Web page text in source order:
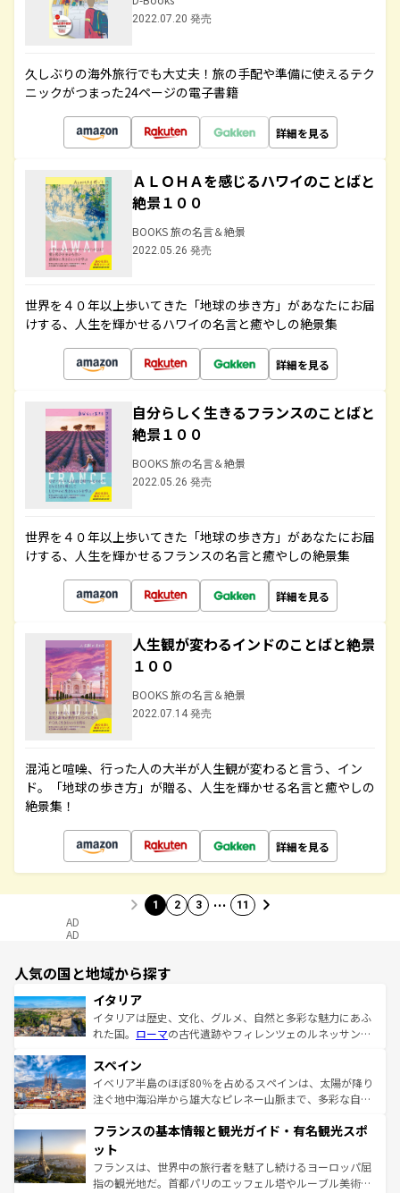
2022.07.20 発売
久しぶりの海外旅行でも大丈夫！旅の手配や準備に使えるテク
ニックがつまった24ページの電子書籍
詳細を見る
ＡＬＯＨＡを感じるハワイのことばと
絶景１００
BOOKS 旅の名言＆絶景
2022.05.26 発売
世界を４０年以上歩いてきた「地球の歩き方」があなたにお届
けする、人生を輝かせるハワイの名言と癒やしの絶景集
詳細を見る
自分らしく生きるフランスのことばと
絶景１００
BOOKS 旅の名言＆絶景
2022.05.26 発売
世界を４０年以上歩いてきた「地球の歩き方」があなたにお届
けする、人生を輝かせるフランスの名言と癒やしの絶景集
詳細を見る
人生観が変わるインドのことばと絶景
１００
BOOKS 旅の名言＆絶景
2022.07.14 発売
混沌と喧噪、行った人の大半が人生観が変わると言う、イン
ド。「地球の歩き方」が贈る、人生を輝かせる名言と癒やしの
絶景集！
詳細を見る
1 2 3 … 11
AD
AD
人気の国と地域から探す
イタリア
イタリアは歴史、文化、グルメ、自然と多彩な魅力にあふ
れた国。 ローマの古代遺跡やフィレンツェのルネッサンス
ろん、トスカーナの美しい田園風景やアマルフィ海岸の絶
景など、自然景観も見逃せない。観光の合間には、本場の
ピザやパスタなど、絶品のイタリア料理を堪能することも
ませてくれるイタリアで、忘れられない旅をしてみよう！
なお、新着のイタリア情報は
しい。
スペイン
イベリア半島のほぼ80％を占めるスペインは、太陽が降り
注ぐ地中海沿岸から雄大なピレネー山脈まで、多彩な自然
文化が根付くこの国では、情熱的なフラメンコ、熱気あふ
れる闘牛、そして美味しいタパスが生活の一部となってい
る。首都マドリードの洗練された雰囲気や、バルセロナの
アートに溢れた街角から、地方では古代ローマ遺跡や中世
フランスの基本情報と観光ガイド・有名観光スポ
ット
フランスは、世界中の旅行者を魅了し続けるヨーロッパ屈
指の観光地だ。首都パリのエッフェル塔やルーブル美術館